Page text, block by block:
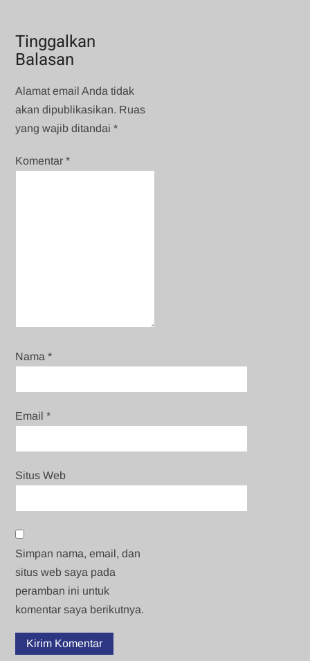
Tinggalkan
Balasan
Alamat email Anda tidak
akan dipublikasikan. Ruas
yang wajib ditandai*
Komentar*
Nama*
Email*
Situs Web
Simpan nama, email, dan
situs web saya pada
peramban ini untuk
komentar saya berikutnya.